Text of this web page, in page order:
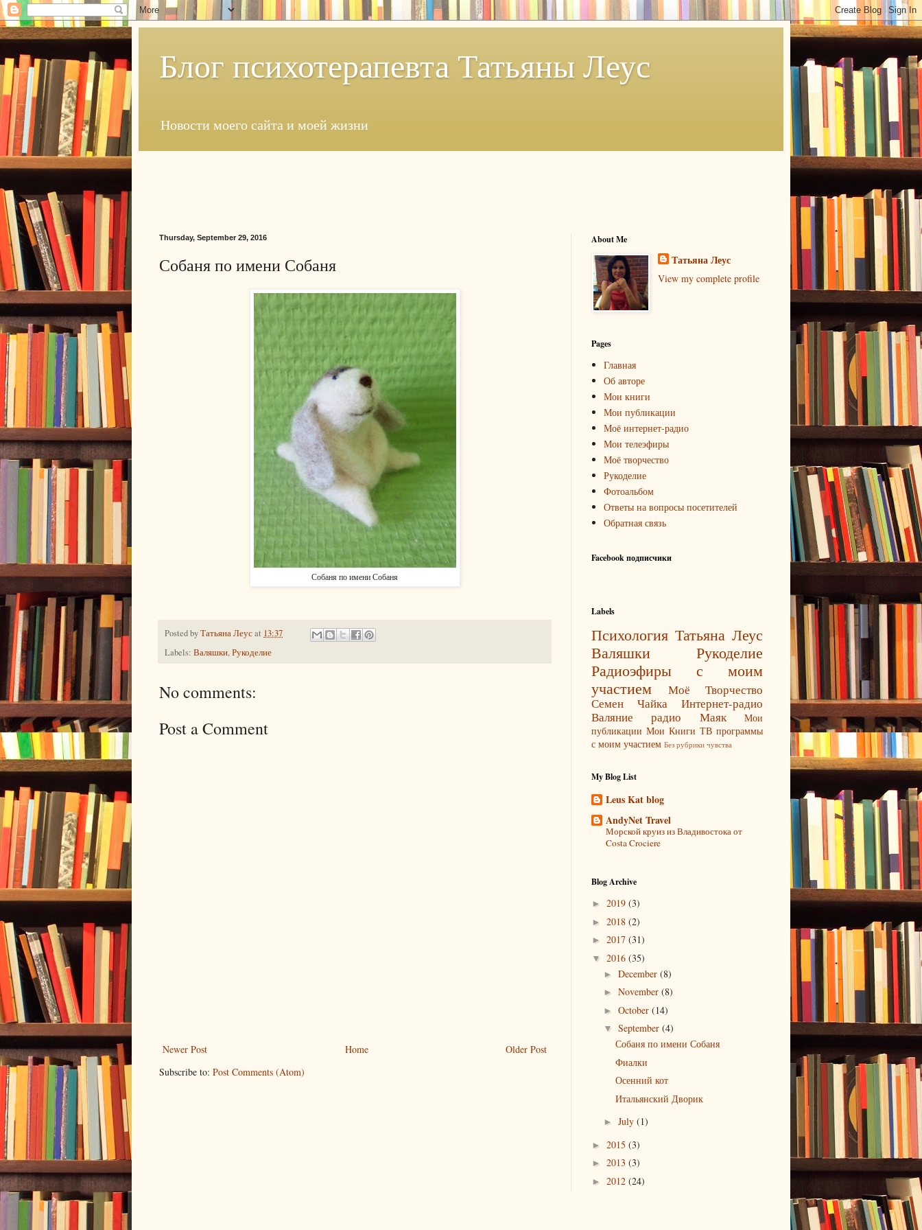
Блог психотерапевта Татьяны Леус
Новости моего сайта и моей жизни
Thursday, September 29, 2016
Собаня по имени Собаня
Собаня по имени Собаня
Posted byТатьяна Леусat 13:37
Labels: Валяшки,Рукоделие
No comments:
Post a Comment
Newer Post Older Post
Home
Subscribe to: Post Comments (Atom)
About Me
Татьяна Леус
View my complete profile
Pages
Главная
Об авторе
Мои книги
Мои публикации
Моё интернет-радио
Мои телеэфиры
Моё творчество
Рукоделие
Фотоальбом
Ответы на вопросы посетителей
Обратная связь
Facebook подписчики
Labels
Психология Татьяна Леус
Валяшки
Рукоделие
Радиоэфиры с моим
участием
Моё Творчество
Семен Чайка
Интернет-радио
Валяние
радио Маяк
Мои
публикации Мои Книги ТВ программы
с моим участием Без рубрики чувства
My Blog List
Leus Kat blog
AndyNet Travel
Морской круиз из Владивостока от
Costa Crociere
Blog Archive
► 2019 (3)
► 2018 (2)
► 2017 (31)
▼ 2016 (35)
► December (8)
► November (8)
► October (14)
▼ September (4)
Собаня по имени Собаня
Фиалки
Осенний кот
Итальянский Дворик
► July (1)
► 2015 (3)
► 2013 (3)
► 2012 (24)